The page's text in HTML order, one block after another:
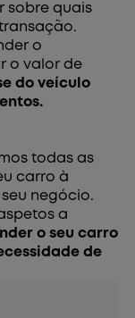
sobre quais
o
o valor de
do veículo
todas as
carro à
negócio.
a
o seu carro
de